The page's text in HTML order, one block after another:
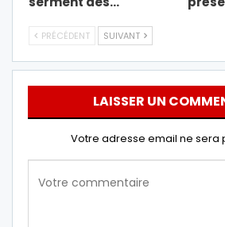
PRÉCÉDENT SUIVANT
LAISSER UN
Votre adresse email ne sera